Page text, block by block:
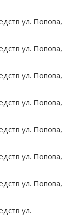
ул. Попова,
ул. Попова,
ул. Попова,
ул. Попова,
ул. Попова,
ул. Попова,
ул. Попова,
ул.